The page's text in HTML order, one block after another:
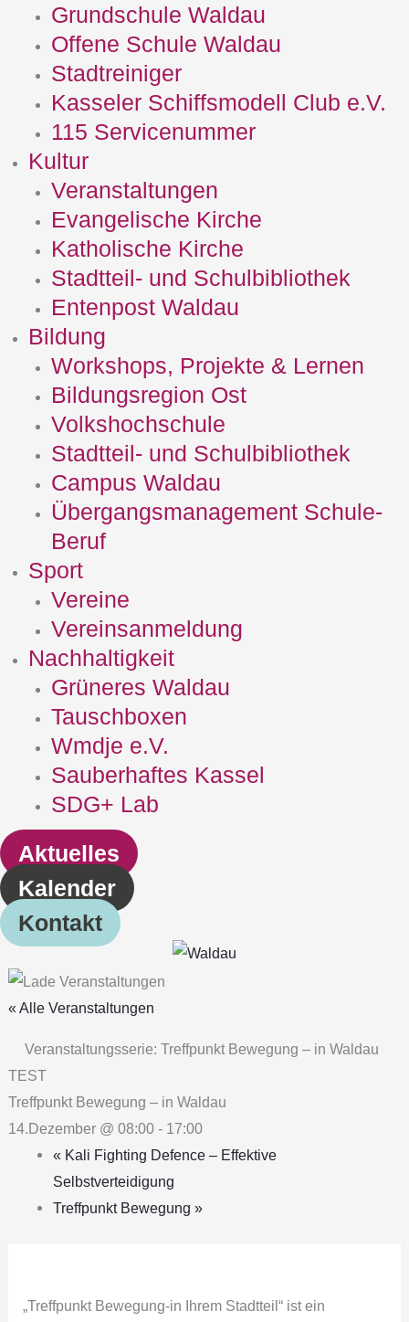
Grundschule Waldau
Offene Schule Waldau
Stadtreiniger
Kasseler Schiffsmodell Club e.V.
115 Servicenummer
Kultur
Veranstaltungen
Evangelische Kirche
Katholische Kirche
Stadtteil- und Schulbibliothek
Entenpost Waldau
Bildung
Workshops, Projekte & Lernen
Bildungsregion Ost
Volkshochschule
Stadtteil- und Schulbibliothek
Campus Waldau
Übergangsmanagement Schule‐
Beruf
Sport
Vereine
Vereinsanmeldung
Nachhaltigkeit
Grüneres Waldau
Tauschboxen
Wmdje e.V.
Sauberhaftes Kassel
SDG+ Lab
Aktuelles
Kalender
Kontakt
« Alle Veranstaltungen
Veranstaltungsserie: Treffpunkt Bewegung – in Waldau
TEST
Treffpunkt Bewegung – in Waldau
14.Dezember @ 08:00- 17:00
« Kali Fighting Defence – Effektive
Selbstverteidigung
Treffpunkt Bewegung»
„Treffpunkt Bewegung‐in Ihrem Stadtteil“ ist ein